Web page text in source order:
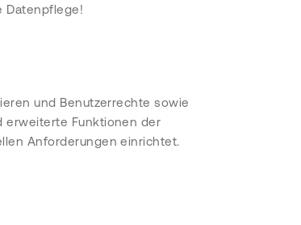
Datenpflege!
und Benutzerrechte sowie
erweiterte Funktionen der
Anforderungen einrichtet.